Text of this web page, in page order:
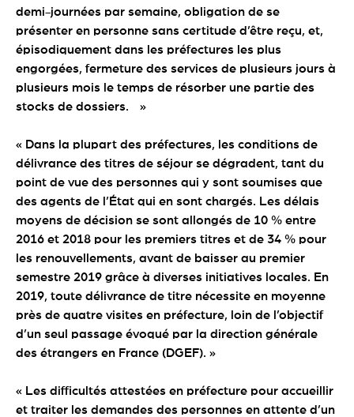
demi-journées par semaine, obligation de se
présenter en personne sans certitude d’être reçu, et,
épisodiquement dans les préfectures les plus
engorgées, fermeture des services de plusieurs jours à
plusieurs mois le temps de résorber une partie des
stocks de dossiers. »
« Dans la plupart des préfectures, les conditions de
délivrance des titres de séjour se dégradent, tant du
point de vue des personnes qui y sont soumises que
des agents de l’État qui en sont chargés. Les délais
moyens de décision se sont allongés de 10 % entre
2016 et 2018 pour les premiers titres et de 34 % pour
les renouvellements, avant de baisser au premier
semestre 2019 grâce à diverses initiatives locales. En
2019, toute délivrance de titre nécessite en moyenne
près de quatre visites en préfecture, loin de l’objectif
d’un seul passage évoqué par la direction générale
des étrangers en France (DGEF). »
« Les difficultés attestées en préfecture pour accueillir
et traiter les demandes des personnes en attente d’un